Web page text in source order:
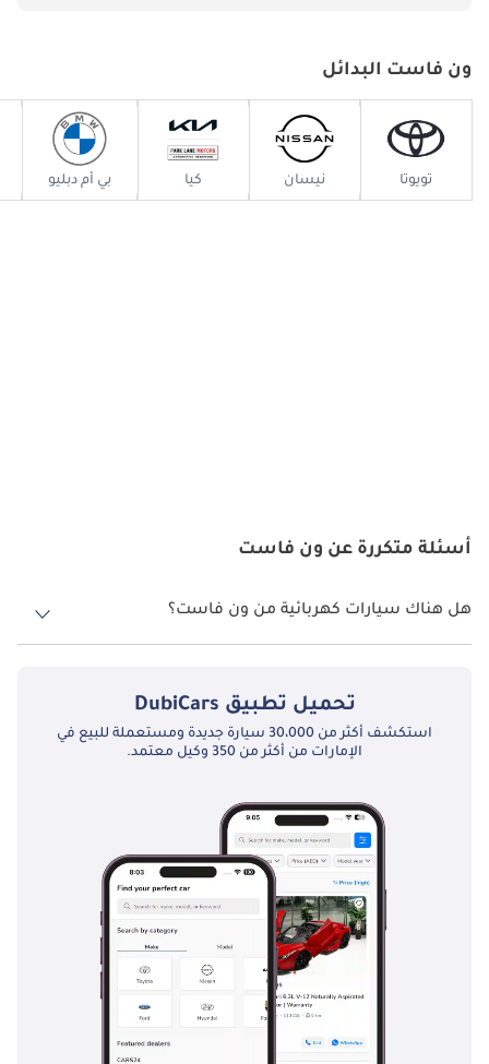
VF 8: سيارة رياضية متعددة الاستخدامات كهربائية متوسطة الحجم تجمع
VF 9: سيارة رياضية متعددة الاستخدامات كهربائية كاملة الحجم فاخرة
بتكنولوجيا متقدمة ومساحات داخلية واسعة، جذابة لأولئك الذين يبحثون عن
الفخامة والراحة.
VinFast Lux A2.0: سيارة سيدان أنيقة وقوية بمحرك بنزين تقليدي، مثالية
VinFast تجربة قيادة متطورة.
الهندسة الصديقة للبيئة: تلتزم شركة VinFast بتقليل البصمة الكربونية من
مواد عالية الجودة: توفر التصميمات الداخلية الفاخرة وجودة البناء القوية
المتانة والفخامة في كل طراز.
أسعار تنافسية: تتمتع مركبات VinFast بأسعار تنافسية، مما يوفر قيمة
استثنائية لميزاتها وقدراتها.
تضع VinFast رضا العملاء على رأس أولوياتها من خلال تقديم خدمة وقيمة
استثنائيتين. مع خطط لإنشاء شبكة قوية من مراكز الخدمة والبنية التحتية
للشحن في الإمارات العربية المتحدة، تضمن العلامة التجارية للعملاء
الاستمتاع بتجارب ملكية سلسة. كما تقدم الشركة برامج ضمان جذابة
ونماذج اشتراك في البطاريات، مما يقلل من التكاليف طويلة الأجل ويعزز
والمشاركة النشطة مع قاعدة عملائها يؤكدان على مهمتها لبناء الثقة
ون فاست البدائل
تويوتا نيسان كيا بي أم دبليو
أسئلة متكررة عن ون فاست
هل هناك سيارات كهربائية من ون فاست؟
لا، ون فاست لا تقدم أي سيارات كهربائية في الإمارات العربية المتحدة.
تحميل تطبيق DubiCars
استكشف أكثر من 30،000 سيارة جديدة ومستعملة للبيع في
الإمارات من أكثر من 350 وكيل معتمد.